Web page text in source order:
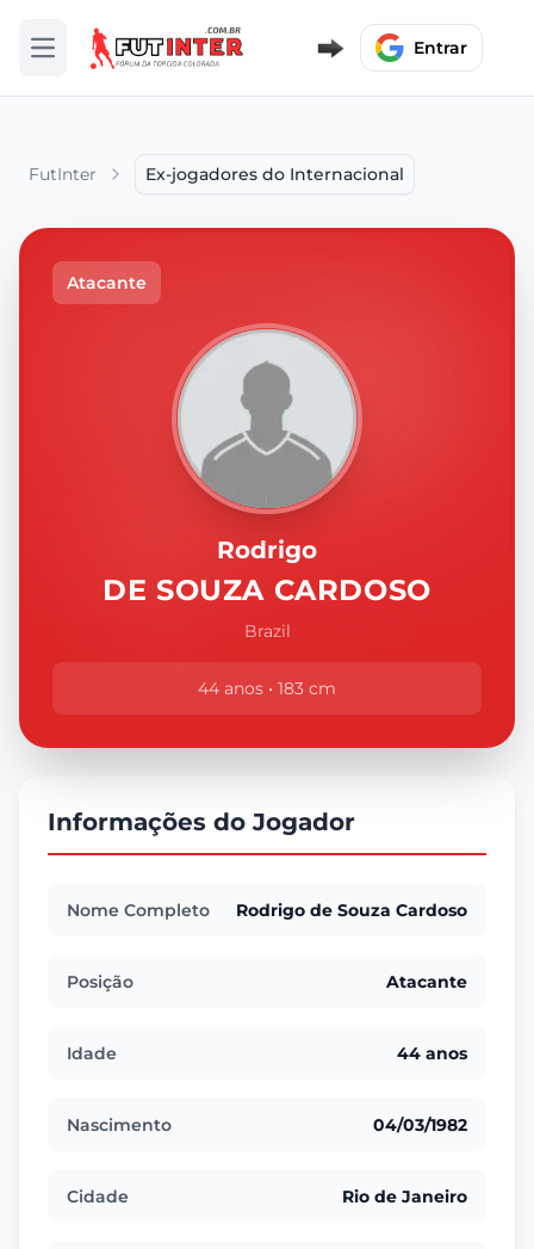
Abrir menu Entrar
FutInter Ex-jogadores do Internacional
Atacante
Rodrigo
DE SOUZA CARDOSO
Brazil
44 anos • 183 cm
Informações do Jogador
Nome Completo Rodrigo de Souza Cardoso
Posição Atacante
Idade 44 anos
Nascimento 04/03/1982
Cidade Rio de Janeiro